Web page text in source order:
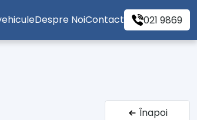
Despre NoiContact 021 9869
Înapoi